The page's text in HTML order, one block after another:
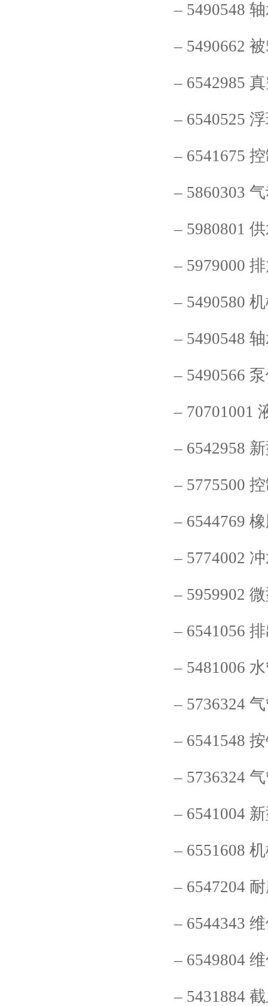
– 5490548
– 5490662被
– 6542985
– 6540525
– 6541675
– 5860303
– 5980801
– 5979000
– 5490580
– 5490548
– 5490566
– 70701001
– 6542958
– 5775500
– 6544769
– 5774002
– 5959902
– 6541056
– 5481006
– 5736324
– 6541548
– 5736324
– 6541004
– 6551608
– 6547204
– 6544343
– 6549804
– 5431884